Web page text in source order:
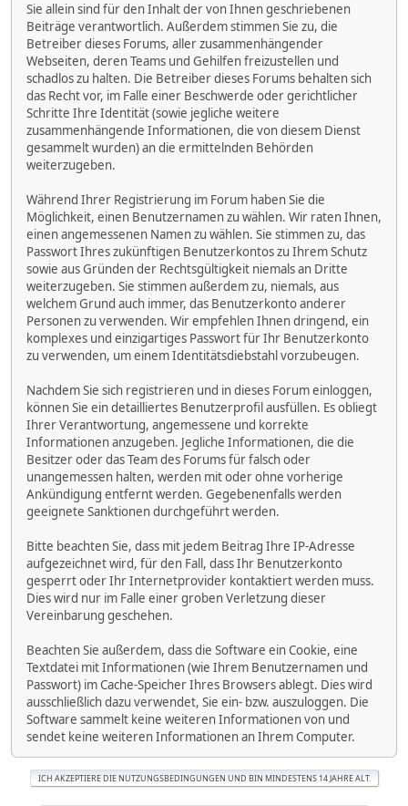
Sie allein sind für den Inhalt der von Ihnen geschriebenen
Beiträge verantwortlich. Außerdem stimmen Sie zu, die
Betreiber dieses Forums, aller zusammenhängender
Webseiten, deren Teams und Gehilfen freizustellen und
schadlos zu halten. Die Betreiber dieses Forums behalten sich
das Recht vor, im Falle einer Beschwerde oder gerichtlicher
Schritte Ihre Identität (sowie jegliche weitere
zusammenhängende Informationen, die von diesem Dienst
gesammelt wurden) an die ermittelnden Behörden
weiterzugeben.
Während Ihrer Registrierung im Forum haben Sie die
Möglichkeit, einen Benutzernamen zu wählen. Wir raten Ihnen,
einen angemessenen Namen zu wählen. Sie stimmen zu, das
Passwort Ihres zukünftigen Benutzerkontos zu Ihrem Schutz
sowie aus Gründen der Rechtsgültigkeit niemals an Dritte
weiterzugeben. Sie stimmen außerdem zu, niemals, aus
welchem Grund auch immer, das Benutzerkonto anderer
Personen zu verwenden. Wir empfehlen Ihnen dringend, ein
komplexes und einzigartiges Passwort für Ihr Benutzerkonto
zu verwenden, um einem Identitätsdiebstahl vorzubeugen.
Nachdem Sie sich registrieren und in dieses Forum einloggen,
können Sie ein detailliertes Benutzerprofil ausfüllen. Es obliegt
Ihrer Verantwortung, angemessene und korrekte
Informationen anzugeben. Jegliche Informationen, die die
Besitzer oder das Team des Forums für falsch oder
unangemessen halten, werden mit oder ohne vorherige
Ankündigung entfernt werden. Gegebenenfalls werden
geeignete Sanktionen durchgeführt werden.
Bitte beachten Sie, dass mit jedem Beitrag Ihre IP-Adresse
aufgezeichnet wird, für den Fall, dass Ihr Benutzerkonto
gesperrt oder Ihr Internetprovider kontaktiert werden muss.
Dies wird nur im Falle einer groben Verletzung dieser
Vereinbarung geschehen.
Beachten Sie außerdem, dass die Software ein Cookie, eine
Textdatei mit Informationen (wie Ihrem Benutzernamen und
Passwort) im Cache-Speicher Ihres Browsers ablegt. Dies wird
ausschließlich dazu verwendet, Sie ein- bzw. auszuloggen. Die
Software sammelt keine weiteren Informationen von und
sendet keine weiteren Informationen an Ihrem Computer.